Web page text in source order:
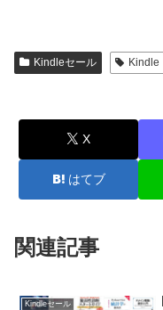
Kindleセール Kindle
X
はてブ
関連記事
Kindleセール